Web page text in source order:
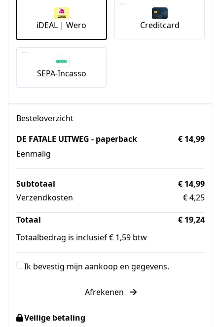
iDEAL | Wero Creditcard
SEPA-Incasso
Besteloverzicht
DE FATALE UITWEG - paperback
Eenmalig
€ 14,99
Subtotaal
€ 14,99
Verzendkosten
€ 4,25
Totaal
€ 19,24
Totaalbedrag is inclusief € 1,59 btw
Ik bevestig mijn aankoop en gegevens.
Afrekenen
Veilige betaling